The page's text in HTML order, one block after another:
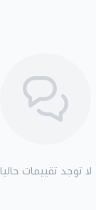
لا توجد تقييمات حاليا